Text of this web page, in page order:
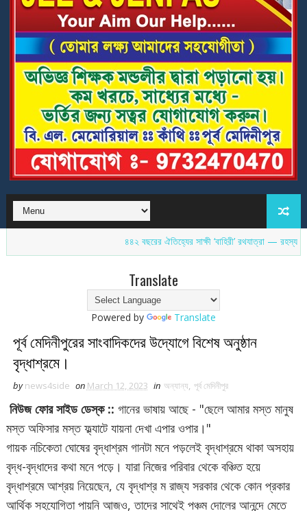
৪৪২ বছরের ঐতিহ্যের সাক্ষী ‘বাহিরী’ রথযাত্রা — রহস্যময় জগন্নাথ
Translate
Powered by Translate
পূর্ব মেদিনীপুরের সাংবাদিকদের উদ্যোগে বিশেষ অনুষ্ঠান
বৃদ্ধাশ্রমে।
by news4side on March 12, 2023 in অন্যান্য, পূর্ব মেদিনীপুর
নিউজ ফোর সাইড ডেস্ক :: গানের ভাষায় আছে - "ছেলে আমার মস্ত মানুষ
মস্ত অফিসার মস্ত ফ্ল্যাটে যায়না দেখা এপার ওপার।"
গায়ক নচিকেতা ঘোষের বৃদ্ধাশ্রম গানটা মনে পড়লেই বৃদ্ধাশ্রমে থাকা অসহায়
বৃদ্ধ-বৃদ্ধাদের কথা মনে পড়ে। যারা নিজের পরিবার থেকে বঞ্চিত হয়ে
বৃদ্ধাশ্রমে আশ্রয় নিয়েছেন, যে বৃদ্ধাশ্র ম রাজ্য সরকার থেকে কোন প্রকার
আর্থিক সহযোগিতা পায়নি আজও, তাদের সাথেই পঞ্চম দোলের আনন্দে মেতে